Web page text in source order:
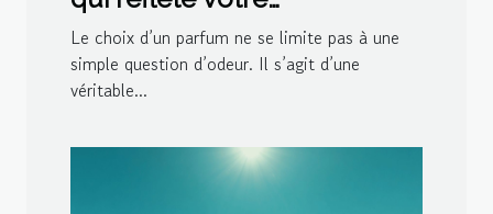
personnalité?
Le choix d’un parfum ne se limite pas à une
simple question d’odeur. Il s’agit d’une
véritable...